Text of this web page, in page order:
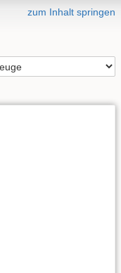
zum Inhalt springen